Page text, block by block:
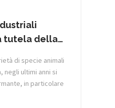
tutela della…
di specie animali
negli ultimi anni si
in particolare